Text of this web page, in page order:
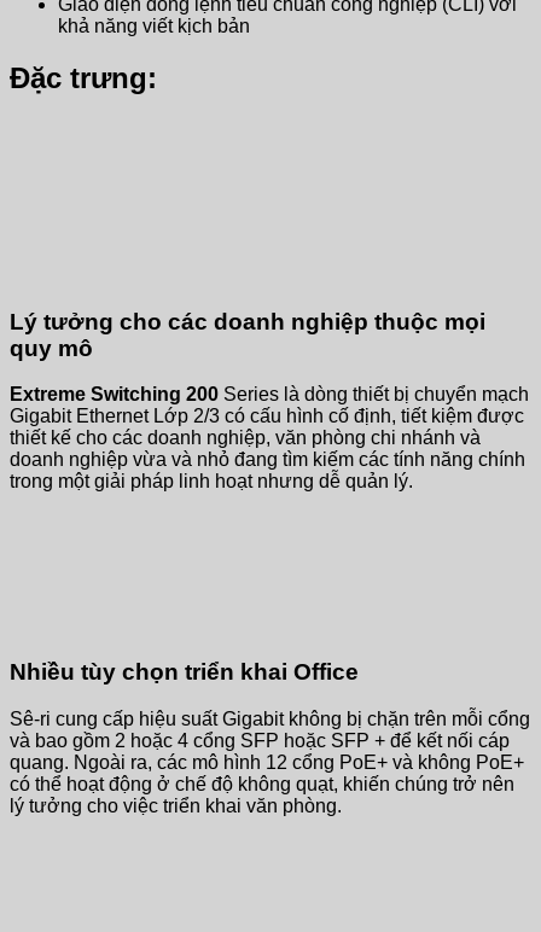
Giao diện dòng lệnh tiêu chuẩn công nghiệp (CLI) với
khả năng viết kịch bản
Đặc trưng:
Lý tưởng cho các doanh nghiệp thuộc mọi
quy mô
Extreme Switching 200 Series là dòng thiết bị chuyển mạch
Gigabit Ethernet Lớp 2/3 có cấu hình cố định, tiết kiệm được
thiết kế cho các doanh nghiệp, văn phòng chi nhánh và
doanh nghiệp vừa và nhỏ đang tìm kiếm các tính năng chính
trong một giải pháp linh hoạt nhưng dễ quản lý.
Nhiều tùy chọn triển khai Office
Sê-ri cung cấp hiệu suất Gigabit không bị chặn trên mỗi cổng
và bao gồm 2 hoặc 4 cổng SFP hoặc SFP + để kết nối cáp
quang. Ngoài ra, các mô hình 12 cổng PoE+ và không PoE+
có thể hoạt động ở chế độ không quạt, khiến chúng trở nên
lý tưởng cho việc triển khai văn phòng.